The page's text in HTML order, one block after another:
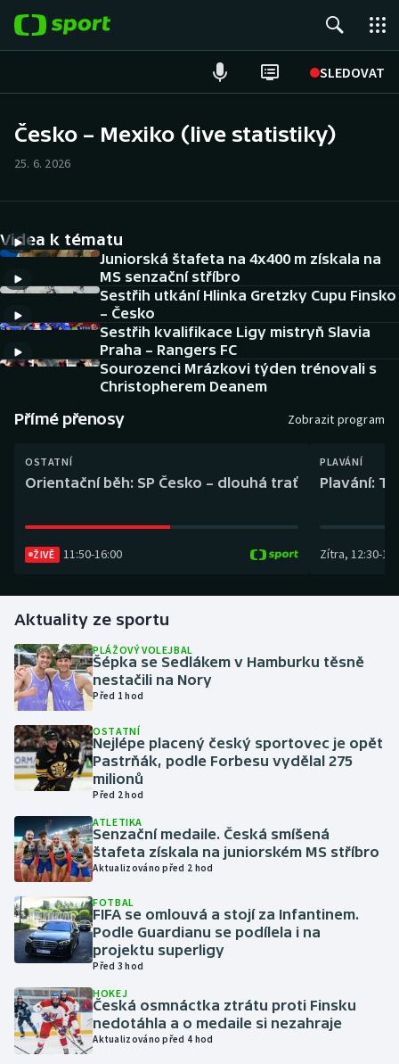
SLEDOVAT
Hokej
Tenis
Atletika
Cyklistika
DALŠÍ SPORTY
Americký fotbal
Baseball a softbal
Basketbal
Curling
Dostihy
Florbal
Futsal
Gymnastika
Házená
Jezdectví
Judo
Krasobruslení
Lezení
NEPŘEHLÉDNĚTE
Soutěže
Historické návraty
Česko – Mexiko (live statistiky)
25. 6. 2026
Videa k tématu
Juniorská štafeta na 4x400 m získala na
MS senzační stříbro
Sestřih utkání Hlinka Gretzky Cupu Finsko
– Česko
Sestřih kvalifikace Ligy mistryň Slavia
Praha – Rangers FC
Sourozenci Mrázkovi týden trénovali s
Christopherem Deanem
Přímé přenosy Zobrazit program
OSTATNÍ
Orientační běh: SP Česko – dlouhá trať
ŽIVĚ 11:50-16:00
PLAVÁNÍ
Plavání:
Zítra, 12:30-
Aktuality ze sportu
PLÁŽOVÝ VOLEJBAL
Šépka se Sedlákem v Hamburku těsně
nestačili na Nory
Před 1 hod
OSTATNÍ
Nejlépe placený český sportovec je opět
Pastrňák, podle Forbesu vydělal 275
milionů
Před 2 hod
ATLETIKA
Senzační medaile. Česká smíšená
štafeta získala na juniorském MS stříbro
Aktualizováno před 2 hod
FOTBAL
FIFA se omlouvá a stojí za Infantinem.
Podle Guardianu se podílela i na
projektu superligy
Před 3 hod
HOKEJ
Česká osmnáctka ztrátu proti Finsku
nedotáhla a o medaile si nezahraje
Aktualizováno před 4 hod